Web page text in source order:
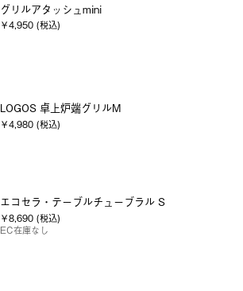
グリルアタッシュmini
￥4,950 (税込)
LOGOS 卓上炉端グリルM
￥4,980 (税込)
エコセラ・テーブルチューブラル S
￥8,690 (税込)
EC在庫なし